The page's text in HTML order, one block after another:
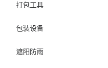
打包工具
包装设备
遮阳防雨